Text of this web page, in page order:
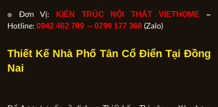
๏ Đơn Vị: KIẾN TRÚC NỘI THẤT VIETHOME –
Hotline: 0942 462 789 – 0799 177 368 (Zalo)
Thiết Kế Nhà Phố Tân Cổ Điển Tại Đồng
Nai